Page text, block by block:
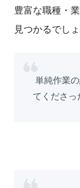
豊富な職種・
見つかるでしょ
単純作業
てくださっ